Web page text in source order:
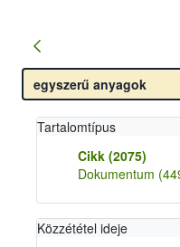
Tartalomtípus
Cikk (2075)
Dokumentum
Közzététel ideje